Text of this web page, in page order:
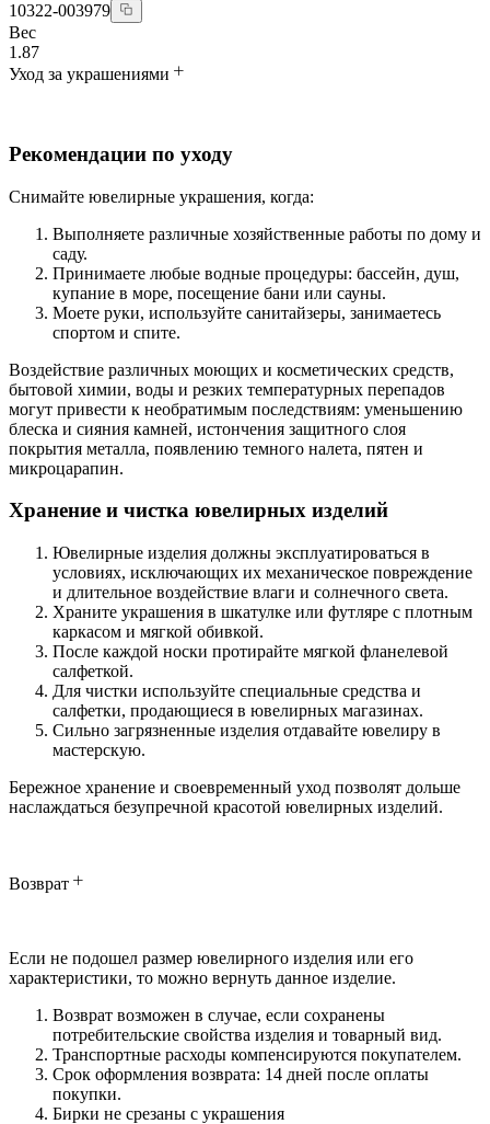
10322-003979
Вес
1.87
Уход за украшениями
Рекомендации по уходу
Снимайте ювелирные украшения, когда:
Выполняете различные хозяйственные работы по дому и
саду.
Принимаете любые водные процедуры: бассейн, душ,
купание в море, посещение бани или сауны.
Моете руки, используйте санитайзеры, занимаетесь
спортом и спите.
Воздействие различных моющих и косметических средств,
бытовой химии, воды и резких температурных перепадов
могут привести к необратимым последствиям: уменьшению
блеска и сияния камней, истончения защитного слоя
покрытия металла, появлению темного налета, пятен и
микроцарапин.
Хранение и чистка ювелирных изделий
Ювелирные изделия должны эксплуатироваться в
условиях, исключающих их механическое повреждение
и длительное воздействие влаги и солнечного света.
Храните украшения в шкатулке или футляре с плотным
каркасом и мягкой обивкой.
После каждой носки протирайте мягкой фланелевой
салфеткой.
Для чистки используйте специальные средства и
салфетки, продающиеся в ювелирных магазинах.
Сильно загрязненные изделия отдавайте ювелиру в
мастерскую.
Бережное хранение и своевременный уход позволят дольше
наслаждаться безупречной красотой ювелирных изделий.
Возврат
Если не подошел размер ювелирного изделия или его
характеристики, то можно вернуть данное изделие.
Возврат возможен в случае, если сохранены
потребительские свойства изделия и товарный вид.
Транспортные расходы компенсируются покупателем.
Срок оформления возврата: 14 дней после оплаты
покупки.
Бирки не срезаны с украшения